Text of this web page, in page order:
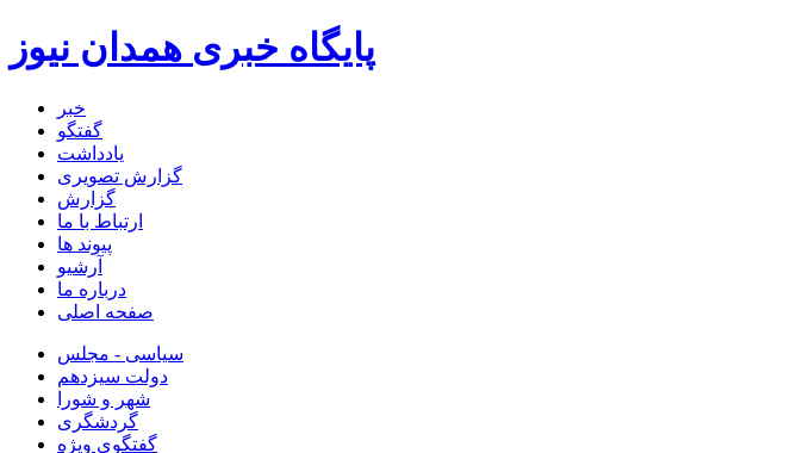
پایگاه خبری همدان نیوز
خبر
گفتگو
یادداشت
گزارش تصویری
گزارش
ارتباط با ما
پیوند ها
آرشیو
درباره ما
صفحه اصلی
سیاسی - مجلس
دولت سیزدهم
شهر و شورا
گردشگری
گفتگوی ویژه